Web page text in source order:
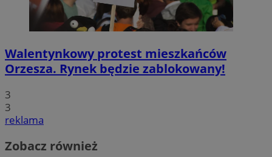
Walentynkowy protest mieszkańców
Orzesza. Rynek będzie zablokowany!
3
3
reklama
Zobacz również